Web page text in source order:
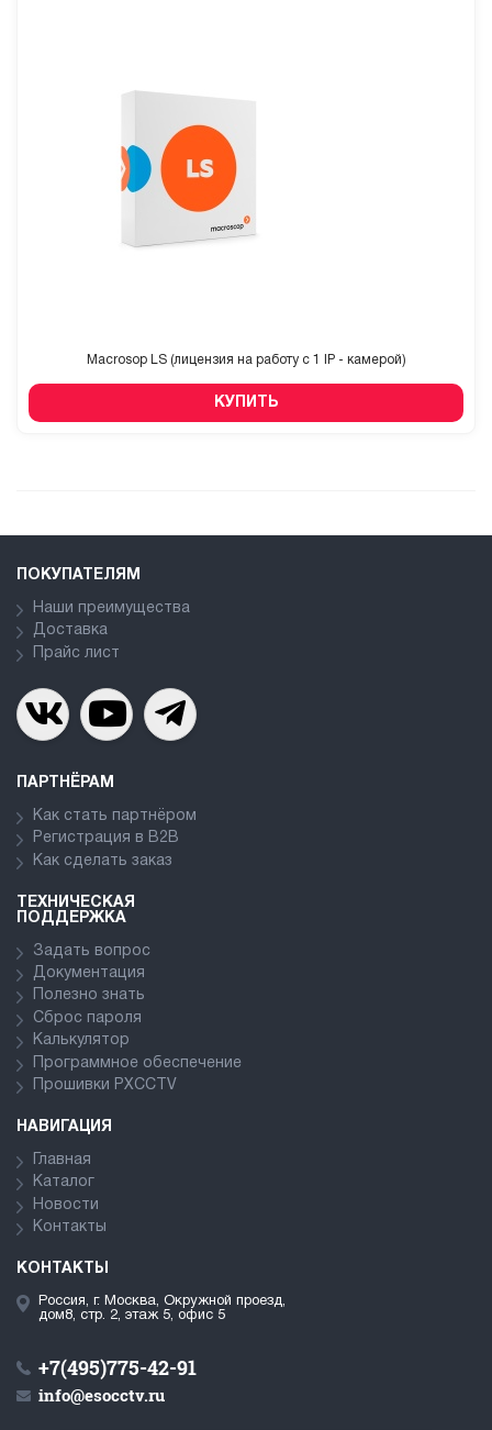
Macrosop LS (лицензия на работу с 1 IP - камерой)
КУПИТЬ
ПОКУПАТЕЛЯМ
Наши преимущества
Доставка
Прайс лист
ПАРТНЁРАМ
Как стать партнёром
Регистрация в В2В
Как сделать заказ
ТЕХНИЧЕСКАЯ
ПОДДЕРЖКА
Задать вопрос
Документация
Полезно знать
Сброс пароля
Калькулятор
Программное обеспечение
Прошивки PXCCTV
НАВИГАЦИЯ
Главная
Каталог
Новости
Контакты
КОНТАКТЫ
Россия, г. Москва, Окружной проезд,
дом8, стр. 2, этаж 5, офис 5
+7(495)775-42-91
info@esocctv.ru